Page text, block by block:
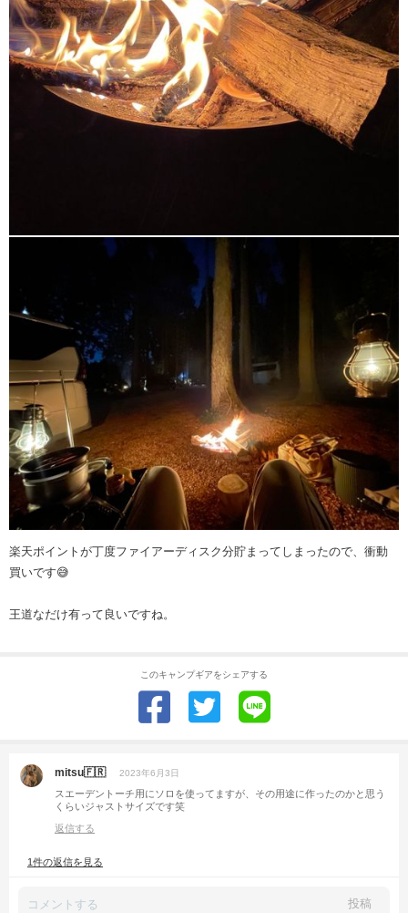
楽天ポイントが丁度ファイアーディスク分貯まってしまったので、衝動
買いです😅
王道なだけ有って良いですね。
このキャンプギアをシェアする
mitsu🇫🇷 2023年6月3日
スエーデントーチ用にソロを使ってますが、その用途に作ったのかと思う
くらいジャストサイズです笑
返信する
1件の返信を見る
投稿